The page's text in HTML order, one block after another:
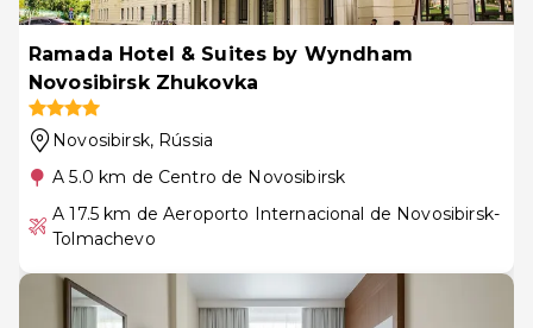
Ramada Hotel & Suites by Wyndham
Novosibirsk Zhukovka
Novosibirsk, Rússia
A 5.0 km de Centro de Novosibirsk
A 17.5 km de Aeroporto Internacional de Novosibirsk-
Tolmachevo